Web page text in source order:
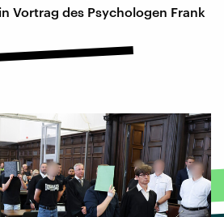
Vortrag des Psychologen Frank